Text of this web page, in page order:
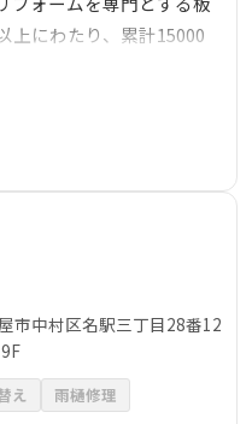
上にわたり、累計15000
び関西に複数の工事拠
庫を保有し、資材を一
と迅速な対応を実現して
い完全自社施工によ
供しています。施工後に
ーメンテナンスも充実
YouTubeチャンネルを
積極的に発信し、透明
す。
市中村区名駅三丁目28番12
え
雨樋修理